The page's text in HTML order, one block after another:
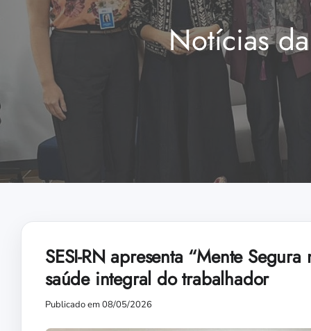
Notícias
SESI-RN apresenta “Mente
saúde integral do trabalhador
Publicado em 08/05/2026